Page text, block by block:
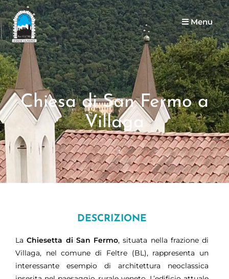
Menu
Chiesa di San Fermo a
Villaga
DESCRIZIONE
LaChiesetta di San Fermo, situata nella frazione di
Villaga, nel comune di Feltre (BL), rappresenta un
interessante esempio di architettura neoclassica